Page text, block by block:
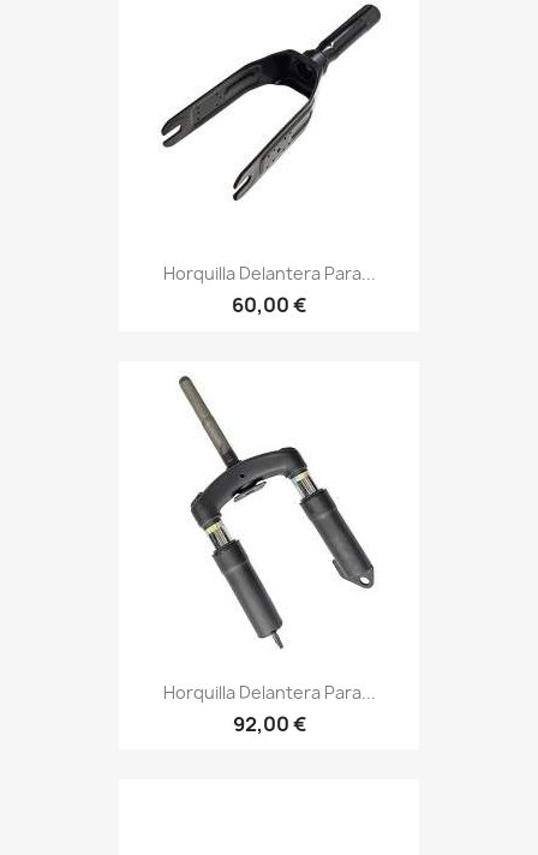
Horquilla Delantera Para...
60,00 €
Horquilla Delantera Para...
92,00 €